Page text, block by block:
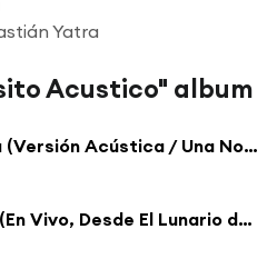
Yatra
Acustico" album
Esta Ausencia (Versión Acústica / Una Noche En El Teatro Real / 2011)
Mi Buen Amor (En Vivo, Desde El Lunario del Auditorio Nacional)